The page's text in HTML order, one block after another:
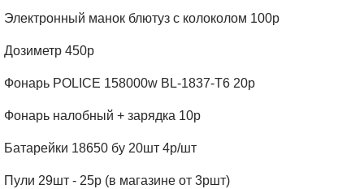
Электронный манок блютуз с колоколом 100р
Дозиметр 450р
Фонарь POLICE 158000w BL-1837-T6 20р
Фонарь налобный + зарядка 10р
Батарейки 18650 бу 20шт 4р/шт
Пули 29шт - 25р (в магазине от 3ршт)